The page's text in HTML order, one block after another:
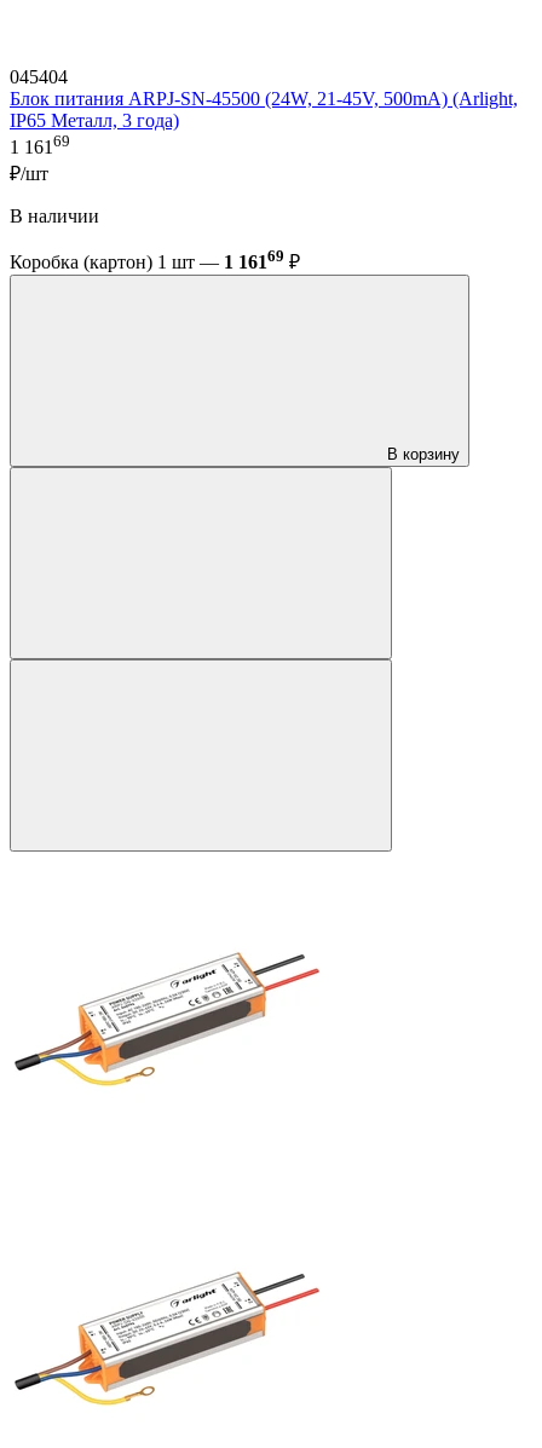
045404
Блок питания ARPJ-SN-45500 (24W, 21-45V, 500mA) (Arlight,
IP65 Металл, 3 года)
1 16169
₽/шт
В наличии
Коробка (картон) 1 шт — 1 16169 ₽
В корзину